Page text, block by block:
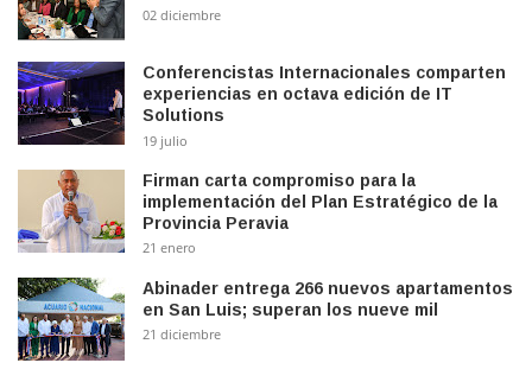
02 diciembre
Conferencistas Internacionales comparten
experiencias en octava edición de IT
Solutions
19 julio
Firman carta compromiso para la
implementación del Plan Estratégico de la
Provincia Peravia
21 enero
Abinader entrega 266 nuevos apartamentos
en San Luis; superan los nueve mil
21 diciembre